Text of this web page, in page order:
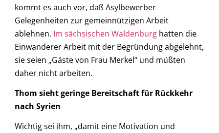
kommt es auch vor, daß Asylbewerber
Gelegenheiten zur gemeinnützigen Arbeit
ablehnen. Im sächsischen Waldenburg hatten die
Einwanderer Arbeit mit der Begründung abgelehnt,
sie seien „Gäste von Frau Merkel“ und müßten
daher nicht arbeiten.
Thom sieht geringe Bereitschaft für Rückkehr
nach Syrien
Wichtig sei ihm, „damit eine Motivation und